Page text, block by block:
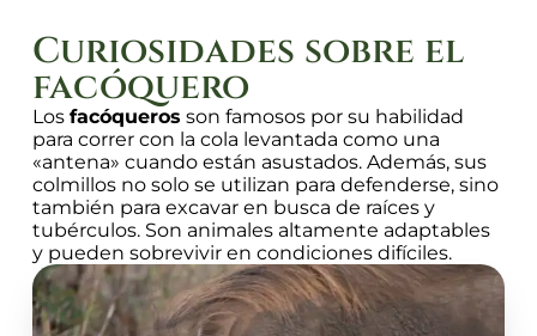
Curiosidades sobre el
facóquero
Los facóqueros son famosos por su habilidad
para correr con la cola levantada como una
«antena» cuando están asustados. Además, sus
colmillos no solo se utilizan para defenderse, sino
también para excavar en busca de raíces y
tubérculos. Son animales altamente adaptables
y pueden sobrevivir en condiciones difíciles.